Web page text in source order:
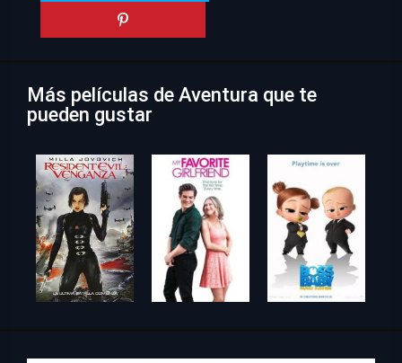
Más películas de Aventura que te
pueden gustar